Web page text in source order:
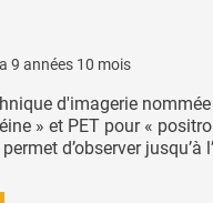
9 années 10 mois
d'imagerie nommée
» et PET pour «
d’observer jusqu’à